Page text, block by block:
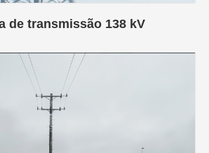
de transmissão 138 kV